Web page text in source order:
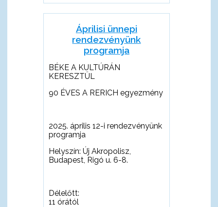
Áprilisi ünnepi
rendezvényünk
programja
BÉKE A KULTÚRÁN
KERESZTÜL
90 ÉVES A RERICH egyezmény
2025. április 12-i rendezvényünk
programja
Helyszín: Új Akropolisz,
Budapest, Rigó u. 6-8.
Délelőtt:
11 órától